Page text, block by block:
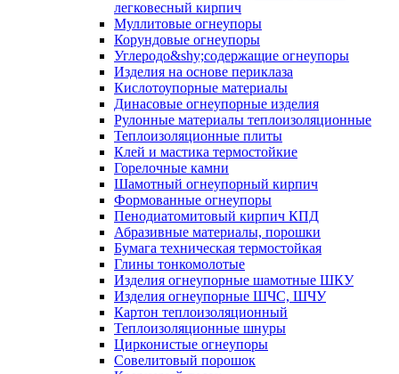
легковесный кирпич
Муллитовые огнеупоры
Корундовые огнеупоры
Углеродо&shy;содержащие огнеупоры
Изделия на основе периклаза
Кислотоупорные материалы
Динасовые огнеупорные изделия
Рулонные материалы теплоизоляционные
Тепло­изоляционные плиты
Клей и мастика термостойкие
Горелочные камни
Шамотный огнеупорный кирпич
Формованные огнеупоры
Пенодиатомитовый кирпич КПД
Абразивные материалы, порошки
Бумага техническая термостойкая
Глины тонкомолотые
Изделия огнеупорные шамотные ШКУ
Изделия огнеупорные ШЧС, ШЧУ
Картон теплоизоляционный
Теплоизоляционные шнуры
Цирконистые огнеупоры
Совелитовый порошок